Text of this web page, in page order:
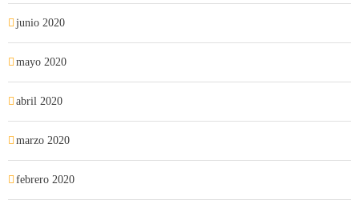
junio 2020
mayo 2020
abril 2020
marzo 2020
febrero 2020